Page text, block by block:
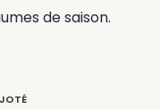
de saison.